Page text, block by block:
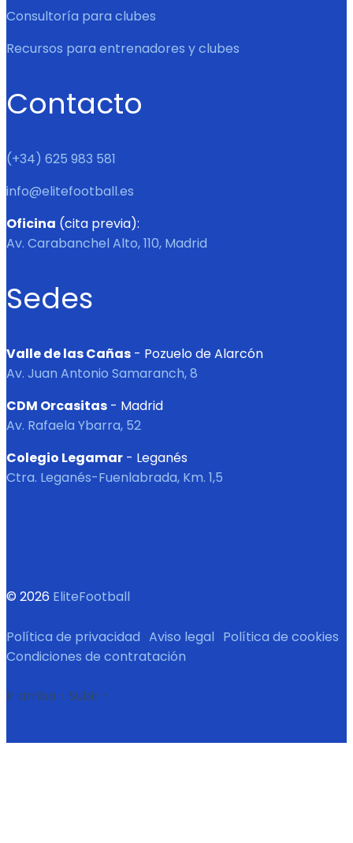
Consultoría para clubes
Recursos para entrenadores y clubes
Contacto
(+34) 625 983 581
info@elitefootball.es
Oficina (cita previa):
Av. Carabanchel Alto, 110, Madrid
Sedes
Valle de las Cañas - Pozuelo de Alarcón
Av. Juan Antonio Samaranch, 8
CDM Orcasitas - Madrid
Av. Rafaela Ybarra, 52
Colegio Legamar - Leganés
Ctra. Leganés-Fuenlabrada, Km. 1,5
© 2026 EliteFootball
Política de privacidad · Aviso legal · Política de cookies ·
Condiciones de contratación
Ir arriba ↑ Subir ↑